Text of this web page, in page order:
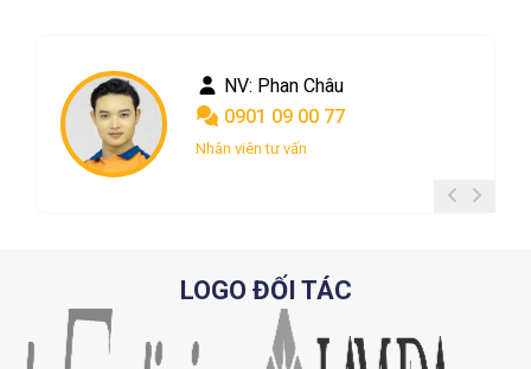
NV: Phan Châu
0901 09 00 77
Nhân viên tư vấn
LOGO ĐỐI TÁC